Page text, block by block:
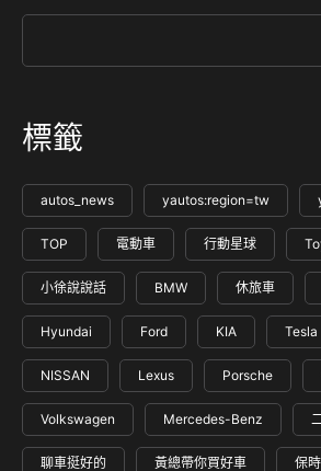
權利，但現在美國官網上又開放訂購，
標籤
autos_news yautos:region=tw
TOP 電動車 行動星球
小徐說說話 BMW 休旅車
Hyundai Ford KIA Tesla
NISSAN Lexus Porsche
Volkswagen Mercedes-Benz
聊車挺好的 黃總帶你買好車 保